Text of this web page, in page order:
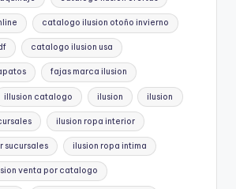
catalogo ilusion otoño invierno
catalogo ilusion usa
fajas marca ilusion
illusion catalogo ilusion ilusion
ilusion ropa interior
sucursales ilusion ropa intima
venta por catalogo